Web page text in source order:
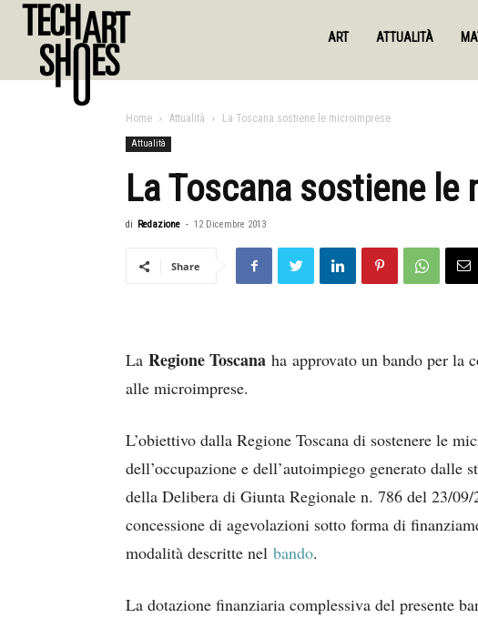
ART ATTUALITÀ
Home Attualità La Toscana sostiene le microimprese
Attualità
La Toscana sostiene le
di Redazione - 12 Dicembre 2013
Share
La Regione Toscana ha approvato un bando per la
alle microimprese.
L’obiettivo dalla Regione Toscana di sostenere le
dell’occupazione e dell’autoimpiego generato dalle
della Delibera di Giunta Regionale n. 786 del 23/
concessione di agevolazioni sotto forma di
modalità descritte nel bando.
La dotazione finanziaria complessiva del presente